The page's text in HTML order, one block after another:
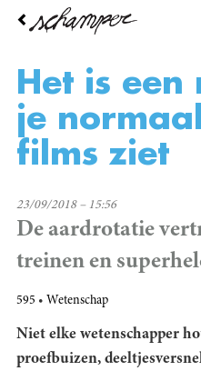
Overslaan
inhoud
gaanHet is een nacht die
je
films ziet
23/09/2018 – 15:56
De aardrotatie
treinen en
595 Wetenschap
Niet elke wetenschapper
proefbuizen,